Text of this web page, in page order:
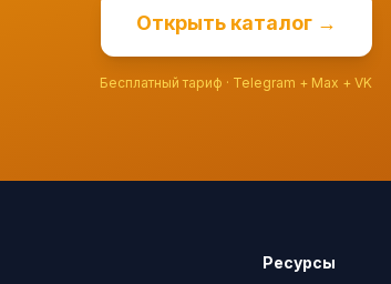
Открыть каталог →
Бесплатный тариф · Telegram + Max + VK
Ресурсы